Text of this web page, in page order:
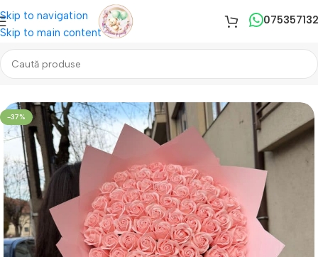
Skip to navigation
Skip to main content
Prima pagină/Aranjamente/Buchete Trandafiri
-37%